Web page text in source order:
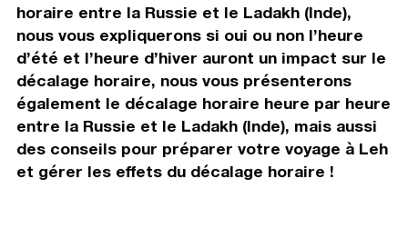
horaire entre la Russie et le Ladakh (Inde),
nous vous expliquerons si oui ou non l’heure
d’été et l’heure d’hiver auront un impact sur le
décalage horaire, nous vous présenterons
également le décalage horaire heure par heure
entre la Russie et le Ladakh (Inde), mais aussi
des conseils pour préparer votre voyage à Leh
et gérer les effets du décalage horaire !